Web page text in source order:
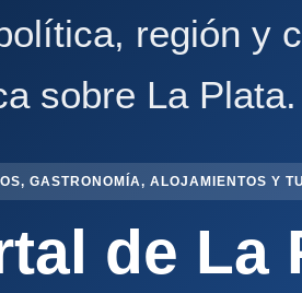
región y
sobre La Plata.
GASTRONOMÍA, ALOJAMIENTOS Y
de La